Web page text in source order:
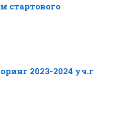
стартового
2023-2024 уч.г